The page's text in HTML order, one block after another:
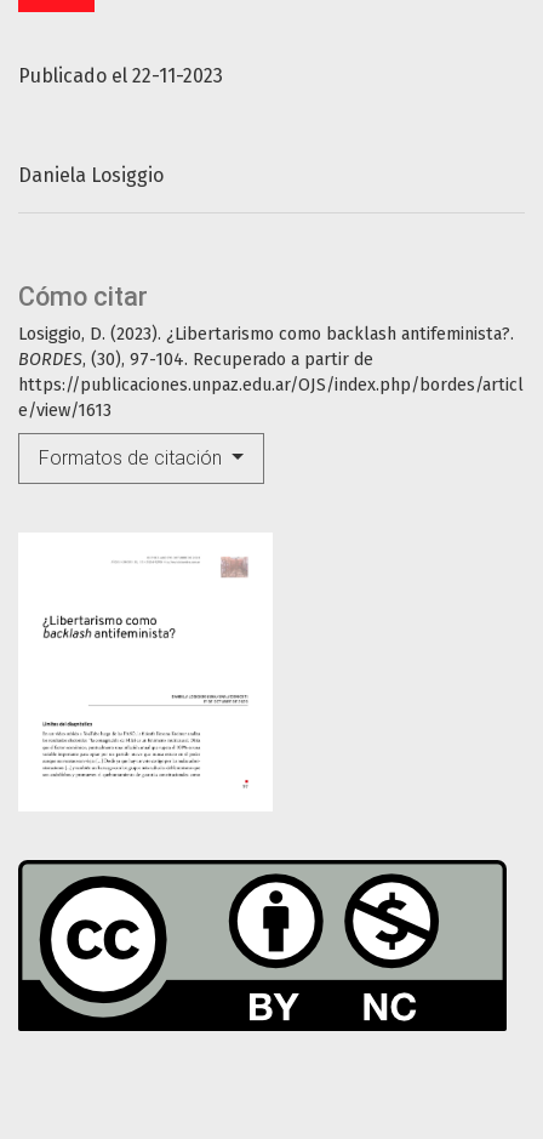
Publicado el 22-11-2023
Cómo citar
Losiggio, D. (2023). ¿Libertarismo como backlash antifeminista?.
BORDES, (30), 97-104. Recuperado a partir de
https://publicaciones.unpaz.edu.ar/OJS/index.php/bordes/articl
e/view/1613
Formatos de citación
Daniela Losiggio